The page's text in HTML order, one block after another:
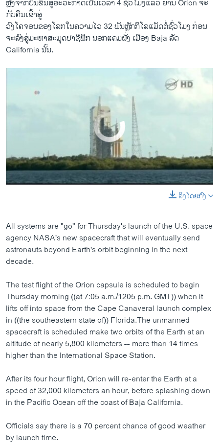
ຫຼັງ​ຈາກ​ບິນ​ຂຶ້ນ​ສູ່​ອະວະກາດ​ເປັນ​ເວລາ 4 ຊົ່ວ​ໂມງ​ແລ້ວ ຍານ Orion ຈະ​
ກັບ​ຄືນ​ເຂົ້າ​ສູ່
​ວົງ​ໂຄ​ຈອນ​ຂອງ​ໂລກ​ໃນ​ຄວາມ​ໄວ 32 ພັນ​ຫຼັກ​ກິ​ໂລ​ແມັດ​ຕໍ່​ຊົ່ວ​ໂມງ ກ່ອນ​
ຈະ​ລົງ​ສູ່​ມະຫາ​ສະມຸດ​ປາຊີ​ຟິກ ນອກ​ແຄມຝັ່ງ ເມືອງ Baja ລັດ
California ນັ້ນ.
SHARE
No media source currently available
ລິງໂດຍກົງ
​All systems are "go" for Thursday's launch of the U.S. space
agency NASA's new spacecraft that will eventually send
astronauts beyond Earth's orbit beginning in the next
decade.
The test flight of the Orion capsule is scheduled to begin
Thursday morning ((at 7:05 a.m./1205 p.m. GMT)) when it
lifts off into space from the Cape Canaveral launch complex
in ((the southeastern state of)) Florida.The unmanned
spacecraft is scheduled make two orbits of the Earth at an
altitude of nearly 5,800 kilometers -- more than 14 times
higher than the International Space Station.
After its four hour flight, Orion will re-enter the Earth at a
speed of 32,000 kilometers an hour, before splashing down
in the Pacific Ocean off the coast of Baja California.
Officials say there is a 70 percent chance of good weather
by launch time.